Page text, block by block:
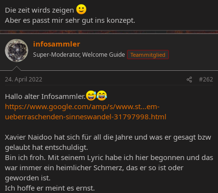
m
Die zeit wirds zeigen
Aber es passt mir sehr gut ins konzept.
infosammler
Super-Moderator, Welcome Guide Teammitglied
24. April 2022 #262
Hallo alter Infosammler.
https://www.google.com/amp/s/www.st...em-
ueberraschenden-sinneswandel-31797998.html
Xavier Naidoo hat sich für all die Jahre und was er gesagt bzw
gelaubt hat entschuldigt.
Bin ich froh. Mit seinem Lyric habe ich hier begonnen und das
war immer ein heimlicher Schmerz, das er so ist oder
geworden ist.
Ich hoffe er meint es ernst.